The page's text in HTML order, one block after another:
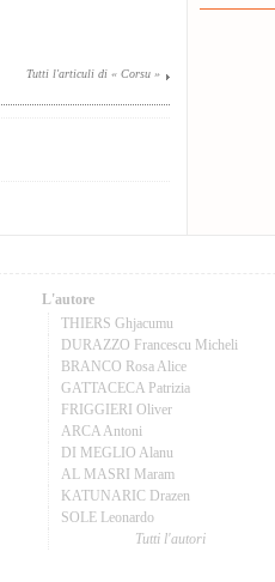
Tutti l'articuli di « Corsu »
L'autore
THIERS Ghjacumu
DURAZZO Francescu Micheli
BRANCO Rosa Alice
GATTACECA Patrizia
FRIGGIERI Oliver
ARCA Antoni
DI MEGLIO Alanu
AL MASRI Maram
KATUNARIC Drazen
SOLE Leonardo
Tutti l'autori